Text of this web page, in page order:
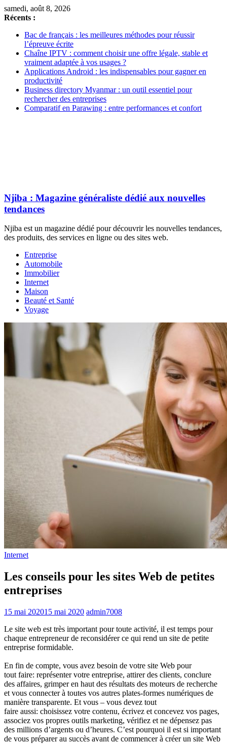
samedi, août 8, 2026
Récents :
Bac de français : les meilleures méthodes pour réussir
l’épreuve écrite
Chaîne IPTV : comment choisir une offre légale, stable et
vraiment adaptée à vos usages ?
Applications Android : les indispensables pour gagner en
productivité
Business directory Myanmar : un outil essentiel pour
rechercher des entreprises
Comparatif en Parawing : entre performances et confort
Njiba : Magazine généraliste dédié aux nouvelles
tendances
Njiba est un magazine dédié pour découvrir les nouvelles tendances,
des produits, des services en ligne ou des sites web.
Entreprise
Automobile
Immobilier
Internet
Maison
Beauté et Santé
Voyage
Internet
Les conseils pour les sites Web de petites
entreprises
15 mai 202015 mai 2020 admin7008
Le site web est très important pour toute activité, il est temps pour
chaque entrepreneur de reconsidérer ce qui rend un site de petite
entreprise formidable.
En fin de compte, vous avez besoin de votre site Web pour
tout faire: représenter votre entreprise, attirer des clients, conclure
des affaires, grimper en haut des résultats des moteurs de recherche
et vous connecter à toutes vos autres plates-formes numériques de
manière transparente. Et vous – vous devez tout
faire aussi: choisissez votre contenu, écrivez et concevez vos pages,
associez vos propres outils marketing, vérifiez et ne dépensez pas
des millions d’argents ou d’heures. C’est pourquoi il est si important
de vous préparer au succès avant de commencer à créer un site Web